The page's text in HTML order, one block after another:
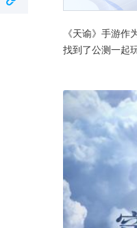
《天谕》手游
找到了公测一起